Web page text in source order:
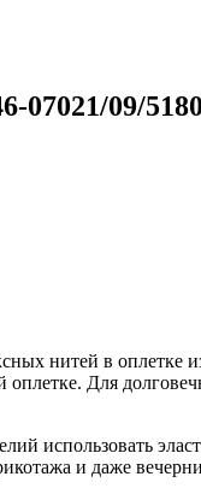
09/
нитей в
Для
использовать
и даже